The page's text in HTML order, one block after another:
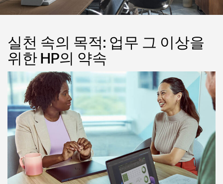
실천 속의 목적: 업무 그 이상을
위한 HP의 약속